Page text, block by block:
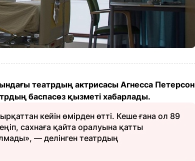
театрдың актрисасы Агнесса Петерсон
баспасөз қызметі хабарлады.
кейін өмірден өтті. Кеше ғана ол 89
сахнаға қайта оралуына қатты
— делінген театрдың